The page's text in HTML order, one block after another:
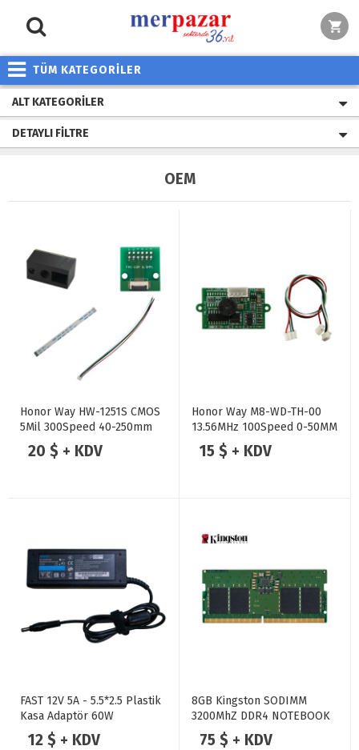
TÜM KATEGORİLER
ALT KATEGORILER
DETAYLI FILTRE
OEM
Honor Way HW-1251S CMOS
5Mil 300Speed 40-250mm
TTL QR Barkod Scanner
20 $ + KDV
Honor Way M8-WD-TH-00
13.56MHz 100Speed 0-50MM
TTL RFID Board
15 $ + KDV
FAST 12V 5A - 5.5*2.5 Plastik
Kasa Adaptör 60W
12 $ + KDV
8GB Kingston SODIMM
3200MhZ DDR4 NOTEBOOK
RAM
75 $ + KDV